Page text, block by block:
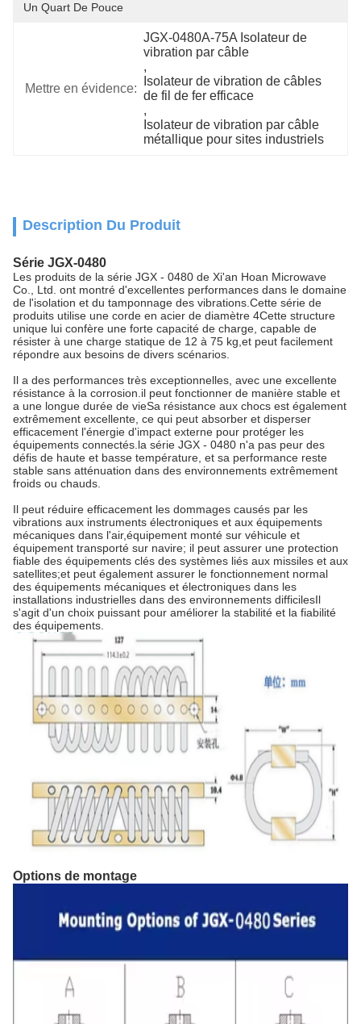
Un Quart De Pouce
Mettre en évidence:
JGX-0480A-75A Isolateur de
vibration par câble
,
Isolateur de vibration de câbles
de fil de fer efficace
,
Isolateur de vibration par câble
métallique pour sites industriels
Description Du Produit
Série JGX-0480
Les produits de la série JGX - 0480 de Xi'an Hoan Microwave
Co., Ltd. ont montré d'excellentes performances dans le domaine
de l'isolation et du tamponnage des vibrations.Cette série de
produits utilise une corde en acier de diamètre 4Cette structure
unique lui confère une forte capacité de charge, capable de
résister à une charge statique de 12 à 75 kg,et peut facilement
répondre aux besoins de divers scénarios.
Il a des performances très exceptionnelles, avec une excellente
résistance à la corrosion.il peut fonctionner de manière stable et
a une longue durée de vieSa résistance aux chocs est également
extrêmement excellente, ce qui peut absorber et disperser
efficacement l'énergie d'impact externe pour protéger les
équipements connectés.la série JGX - 0480 n'a pas peur des
défis de haute et basse température, et sa performance reste
stable sans atténuation dans des environnements extrêmement
froids ou chauds.
Il peut réduire efficacement les dommages causés par les
vibrations aux instruments électroniques et aux équipements
mécaniques dans l'air,équipement monté sur véhicule et
équipement transporté sur navire; il peut assurer une protection
fiable des équipements clés des systèmes liés aux missiles et aux
satellites;et peut également assurer le fonctionnement normal
des équipements mécaniques et électroniques dans les
installations industrielles dans des environnements difficilesIl
s'agit d'un choix puissant pour améliorer la stabilité et la fiabilité
des équipements.
Options de montage